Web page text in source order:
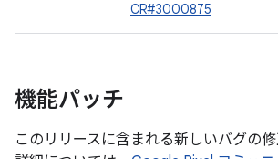
CR#3000875
機能パッチ
このリリースに含まれる新しいバグの